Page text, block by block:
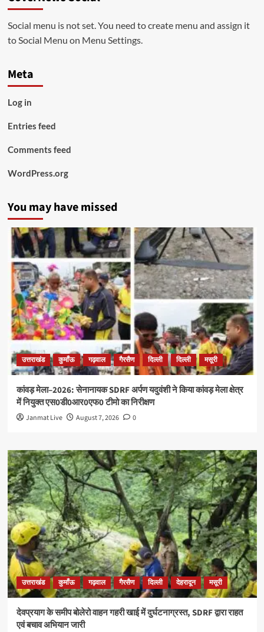
Social menu is not set. You need to create menu and assign it
to Social Menu on Menu Settings.
Meta
Log in
Entries feed
Comments feed
WordPress.org
You may have missed
उत्तराखंड कुमाँऊ गढ़वाल गैरसैण दिल्ली दिल्ली मसूरी
कांवड़ मेला–2026: सेनानायक SDRF अर्पण यदुवंशी ने किया कांवड़ मेला क्षेत्र
में नियुक्त एस0डी0आर0एफ0 टीमो का निरीक्षण
Janmat Live August 7, 2026 0
उत्तराखंड कुमाँऊ गढ़वाल गैरसैण दिल्ली देहरादून मसूरी
देवप्रयाग के समीप बोलेरो वाहन गहरी खाई में दुर्घटनाग्रस्त, SDRF द्वारा राहत
एवं बचाव अभियान जारी